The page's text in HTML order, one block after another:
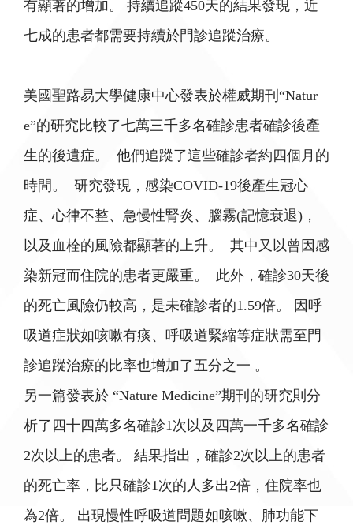
有顯著的增加。 持續追蹤450天的結果發現，近
七成的患者都需要持續於門診追蹤治療。
美國聖路易大學健康中心發表於權威期刊“Natur
e”的研究比較了七萬三千多名確診患者確診後產
生的後遺症。 他們追蹤了這些確診者約四個月的
時間。 研究發現，感染COVID-19後產生冠心
症、心律不整、急慢性腎炎、腦霧(記憶衰退)，
以及血栓的風險都顯著的上升。 其中又以曾因感
染新冠而住院的患者更嚴重。 此外，確診30天後
的死亡風險仍較高，是未確診者的1.59倍。 因呼
吸道症狀如咳嗽有痰、呼吸道緊縮等症狀需至門
診追蹤治療的比率也增加了五分之一 。
另一篇發表於 “Nature Medicine”期刊的研究則分
析了四十四萬多名確診1次以及四萬一千多名確診
2次以上的患者。 結果指出，確診2次以上的患者
的死亡率，比只確診1次的人多出2倍，住院率也
為2倍。 出現慢性呼吸道問題如咳嗽、肺功能下